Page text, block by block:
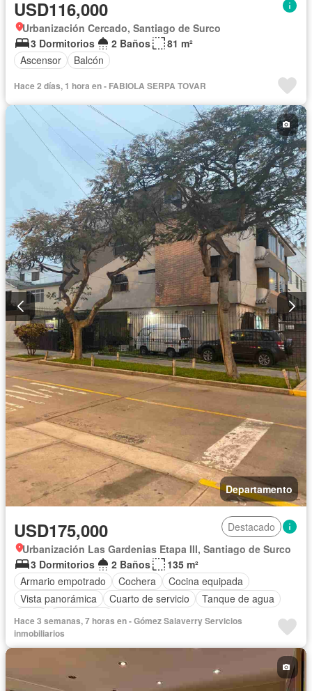
USD116,000
Urbanización Cercado, Santiago de Surco
3 Dormitorios
2 Baños
81 m²
Ascensor
Balcón
Hace 2 días, 1 hora en - FABIOLA SERPA TOVAR
Departamento
USD175,000
Destacado
Urbanización Las Gardenias Etapa III, Santiago de Surco
3 Dormitorios
2 Baños
135 m²
Armario empotrado
Cochera
Cocina equipada
Vista panorámica
Cuarto de servicio
Tanque de agua
Patio
Sin amoblar
Hace 3 semanas, 7 horas en - Gómez Salaverry Servicios
inmobiliarios